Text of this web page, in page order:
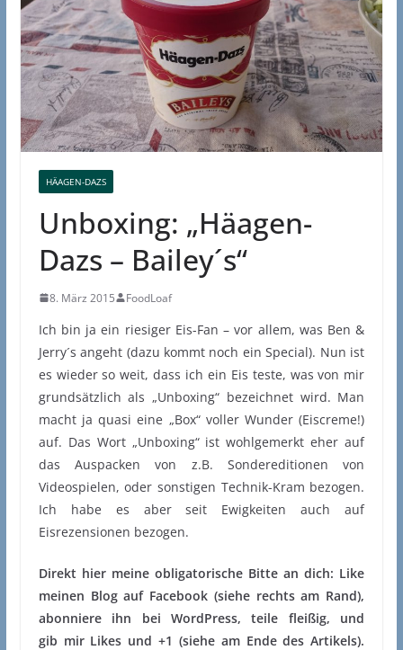
HÄAGEN-DAZS
Unboxing: „Häagen-
Dazs – Bailey´s“
8. März 2015 FoodLoaf
Ich bin ja ein riesiger Eis-Fan – vor allem, was Ben &
Jerry´s angeht (dazu kommt noch ein Special). Nun ist
es wieder so weit, dass ich ein Eis teste, was von mir
grundsätzlich als „Unboxing“ bezeichnet wird. Man
macht ja quasi eine „Box“ voller Wunder (Eiscreme!)
auf. Das Wort „Unboxing“ ist wohlgemerkt eher auf
das Auspacken von z.B. Sondereditionen von
Videospielen, oder sonstigen Technik-Kram bezogen.
Ich habe es aber seit Ewigkeiten auch auf
Eisrezensionen bezogen.
Direkt hier meine obligatorische Bitte an dich: Like
meinen Blog auf Facebook (siehe rechts am Rand),
abonniere ihn bei WordPress, teile fleißig, und
gib mir Likes und +1 (siehe am Ende des Artikels).